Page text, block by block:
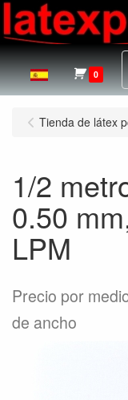
0
Tienda de látex
1/2
0.50
LPM
Precio por
de ancho